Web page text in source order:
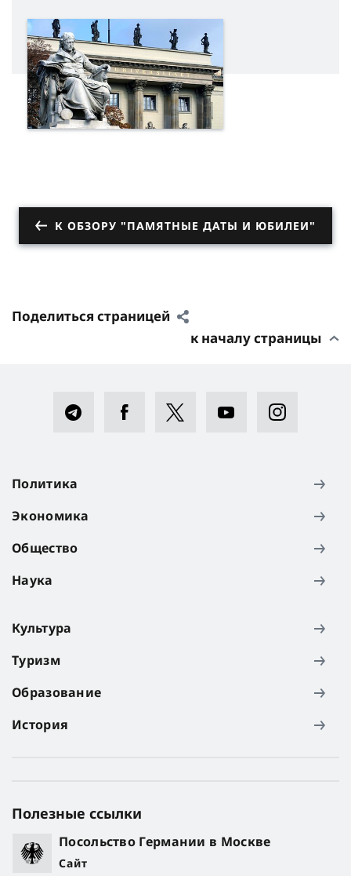
К ОБЗОРУ "ПАМЯТНЫЕ ДАТЫ И ЮБИЛЕИ"
Поделиться страницей
к началу страницы
Политика
Экономика
Общество
Наука
Культура
Туризм
Образование
История
Полезные ссылки
Посольство Германии в Москве
Сайт